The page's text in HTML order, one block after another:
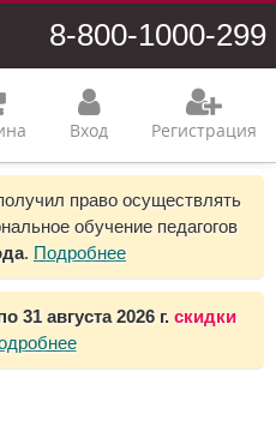
8-800-1000-299
Вход Регистрация
право осуществлять
обучение педагогов
. Подробнее
31 августа 2026 г. скидки